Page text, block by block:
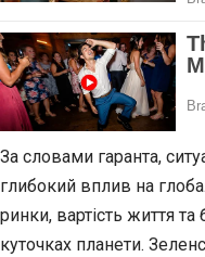
За словами гаранта,
глибокий вплив на
ринки, вартість життя
куточках планети.